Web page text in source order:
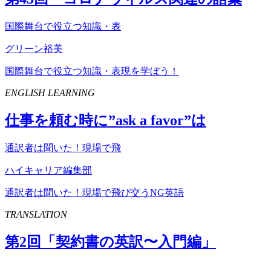
国際舞台で役立つ知識・表
グリーン裕美
国際舞台で役立つ知識・表現を学ぼう！
ENGLISH LEARNING
仕事を頼む時に”ask a favor”は
通訳者は聞いた！現場で飛
ハイキャリア編集部
通訳者は聞いた！現場で飛び交うNG英語
TRANSLATION
第2回「契約書の英訳〜入門編」